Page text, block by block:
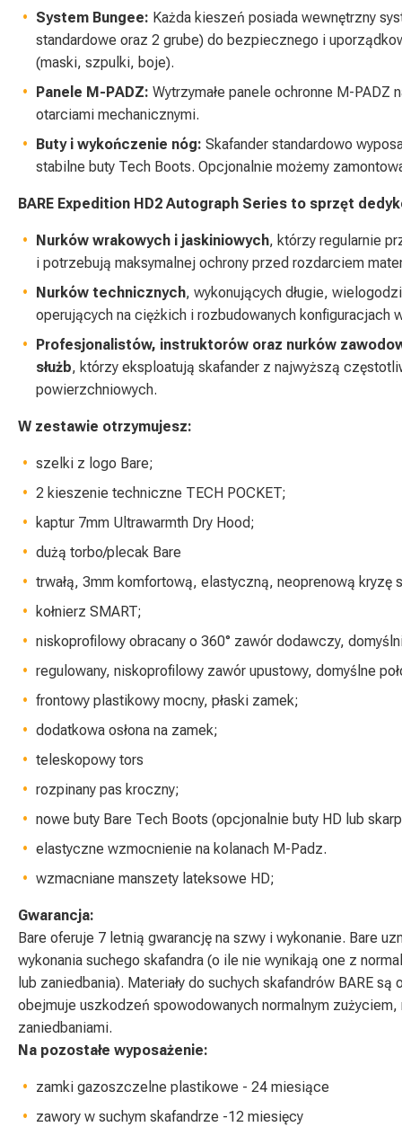
System Bungee: Każda kieszeń posiada wewnętrzny
standardowe oraz 2 grube) do bezpiecznego i
(maski, szpulki, boje).
Panele M-PADZ: Wytrzymałe panele ochronne M-
otarciami mechanicznymi.
Buty i wykończenie nóg: Skafander standardowo
stabilne buty Tech Boots. Opcjonalnie możemy
BARE Expedition HD2 Autograph Series to sprzęt
Nurków wrakowych i jaskiniowych, którzy regularnie
i potrzebują maksymalnej ochrony przed rozdarciem
Nurków technicznych, wykonujących długie,
operujących na ciężkich i rozbudowanych konfiguracjach
Profesjonalistów, instruktorów oraz nurków
służb, którzy eksploatują skafander z najwyższą
powierzchniowych.
W zestawie otrzymujesz:
szelki z logo Bare;
2 kieszenie techniczne TECH POCKET;
kaptur 7mm Ultrawarmth Dry Hood;
dużą torbo/plecak Bare
trwałą, 3mm komfortową, elastyczną, neoprenową kryzę
kołnierz SMART;
niskoprofilowy obracany o 360° zawór dodawczy,
regulowany, niskoprofilowy zawór upustowy, domyślne
frontowy plastikowy mocny, płaski zamek;
dodatkowa osłona na zamek;
teleskopowy tors
rozpinany pas kroczny;
nowe buty Bare Tech Boots (opcjonalnie buty HD lub
elastyczne wzmocnienie na kolanach M-Padz.
wzmacniane manszety lateksowe HD;
Gwarancja:
Bare oferuje 7 letnią gwarancję na szwy i wykonanie. Bare
wykonania suchego skafandra (o ile nie wynikają one z
lub zaniedbania). Materiały do suchych skafandrów BARE
obejmuje uszkodzeń spowodowanych normalnym zużyciem,
zaniedbaniami.
Na pozostałe wyposażenie:
zamki gazoszczelne plastikowe - 24 miesiące
zawory w suchym skafandrze -12 miesięcy